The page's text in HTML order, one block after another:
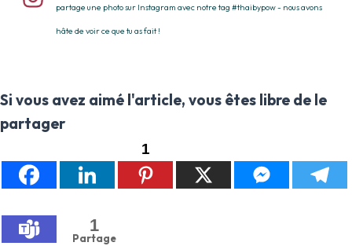
partage une photo sur Instagram avec notre tag #thaibypow - nous avons
hâte de voir ce que tu as fait !
Si vous avez aimé l'article, vous êtes libre de le
partager
1
1
Partage